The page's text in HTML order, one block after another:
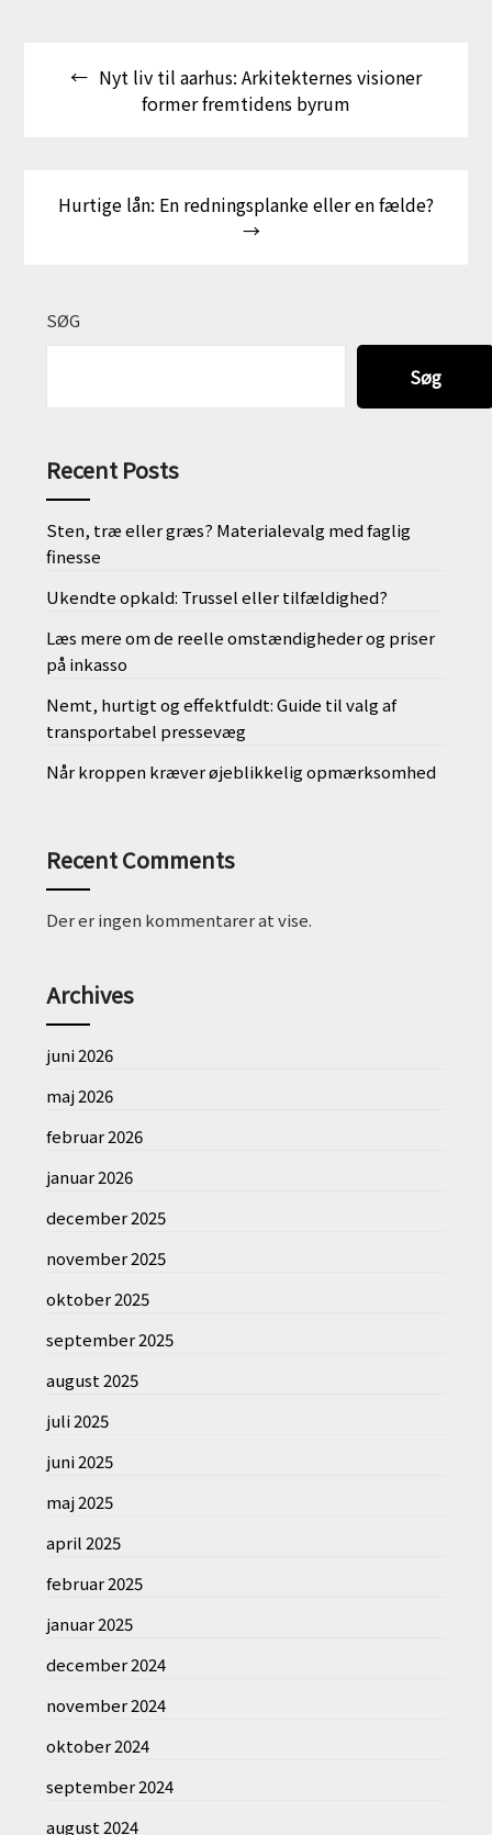
Nyt liv til aarhus: Arkitekternes visioner
former fremtidens byrum
Hurtige lån: En redningsplanke eller en fælde?
SØG
Søg
Recent Posts
Sten, træ eller græs? Materialevalg med faglig
finesse
Ukendte opkald: Trussel eller tilfældighed?
Læs mere om de reelle omstændigheder og priser
på inkasso
Nemt, hurtigt og effektfuldt: Guide til valg af
transportabel pressevæg
Når kroppen kræver øjeblikkelig opmærksomhed
Recent Comments
Der er ingen kommentarer at vise.
Archives
juni 2026
maj 2026
februar 2026
januar 2026
december 2025
november 2025
oktober 2025
september 2025
august 2025
juli 2025
juni 2025
maj 2025
april 2025
februar 2025
januar 2025
december 2024
november 2024
oktober 2024
september 2024
august 2024